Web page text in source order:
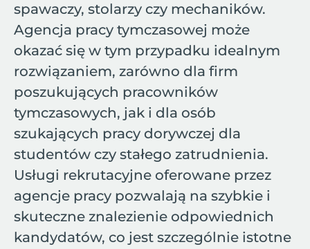
spawaczy, stolarzy czy mechaników.
Agencja pracy tymczasowej może
okazać się w tym przypadku idealnym
rozwiązaniem, zarówno dla firm
poszukujących pracowników
tymczasowych, jak i dla osób
szukających pracy dorywczej dla
studentów czy stałego zatrudnienia.
Usługi rekrutacyjne oferowane przez
agencje pracy pozwalają na szybkie i
skuteczne znalezienie odpowiednich
kandydatów, co jest szczególnie istotne